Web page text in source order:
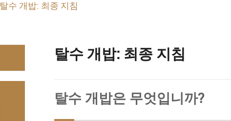
탈수 개밥: 최종 지침
탈수 개밥: 최종 지침
탈수 개밥은 무엇입니까?